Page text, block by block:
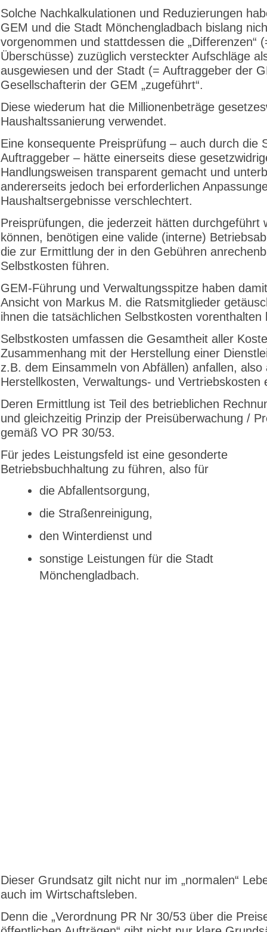
Solche Nachkalkulationen und Reduzierungen
GEM und die Stadt Mönchengladbach bislang
vorgenommen und stattdessen die „Differenzen“
Überschüsse) zuzüglich versteckter Aufschläge
ausgewiesen und der Stadt (= Auftraggeber der
Gesellschafterin der GEM „zugeführt“.
Diese wiederum hat die Millionenbeträge
Haushaltssanierung verwendet.
Eine konsequente Preisprüfung – auch durch die
Auftraggeber – hätte einerseits diese
Handlungsweisen transparent gemacht und
andererseits jedoch bei erforderlichen
Haushaltsergebnisse verschlechtert.
Preisprüfungen, die jederzeit hätten durchgeführt
können, benötigen eine valide (interne)
die zur Ermittlung der in den Gebühren
Selbstkosten führen.
GEM-Führung und Verwaltungsspitze haben
Ansicht von Markus M. die Ratsmitglieder
ihnen die tatsächlichen Selbstkosten vorenthalten
Selbstkosten umfassen die Gesamtheit aller
Zusammenhang mit der Herstellung einer
z.B. dem Einsammeln von Abfällen) anfallen, also
Herstellkosten, Verwaltungs- und Vertriebskosten
Deren Ermittlung ist Teil des betrieblichen
und gleichzeitig Prinzip der Preisüberwachung /
gemäß VO PR 30/53.
Für jedes Leistungsfeld ist eine gesonderte
Betriebsbuchhaltung zu führen, also für
die Abfallentsorgung,
die Straßenreinigung,
den Winterdienst und
sonstige Leistungen für die Stadt
Mönchengladbach.
Dieser Grundsatz gilt nicht nur im „normalen“
auch im Wirtschaftsleben.
Denn die „Verordnung PR Nr 30/53 über die